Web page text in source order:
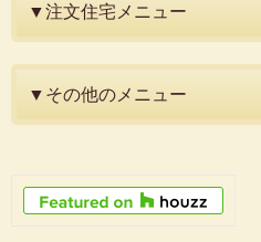
▼注文住宅メニュー
▼その他のメニュー